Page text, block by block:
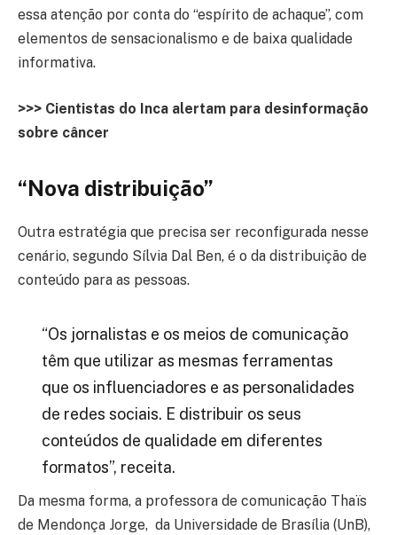
essa atenção por conta do “espírito de achaque”, com
elementos de sensacionalismo e de baixa qualidade
informativa.
>>> Cientistas do Inca alertam para desinformação
sobre câncer
“Nova distribuição”
Outra estratégia que precisa ser reconfigurada nesse
cenário, segundo Sílvia Dal Ben, é o da distribuição de
conteúdo para as pessoas.
“Os jornalistas e os meios de comunicação
têm que utilizar as mesmas ferramentas
que os influenciadores e as personalidades
de redes sociais. E distribuir os seus
conteúdos de qualidade em diferentes
formatos”, receita.
Da mesma forma, a professora de comunicação Thaïs
de Mendonça Jorge, da Universidade de Brasília (UnB),